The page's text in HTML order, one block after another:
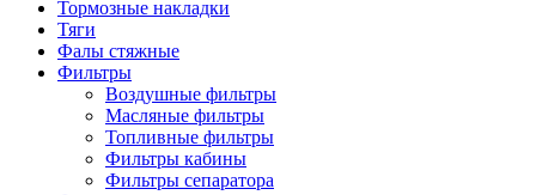
Тормозные накладки
Тяги
Фалы стяжные
Фильтры
Воздушные фильтры
Масляные фильтры
Топливные фильтры
Фильтры кабины
Фильтры сепаратора